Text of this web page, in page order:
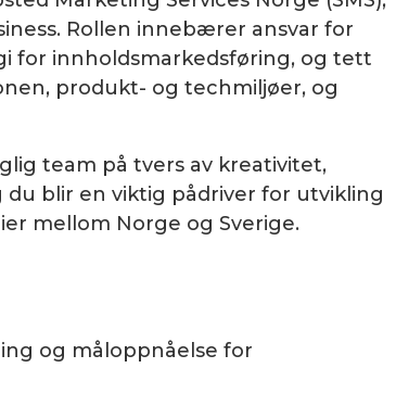
Rollen innebærer ansvar for
for innholdsmarkedsføring, og tett
produkt- og techmiljøer, og
team på tvers av kreativitet,
blir en viktig pådriver for utvikling
mellom Norge og Sverige.
og måloppnåelse for